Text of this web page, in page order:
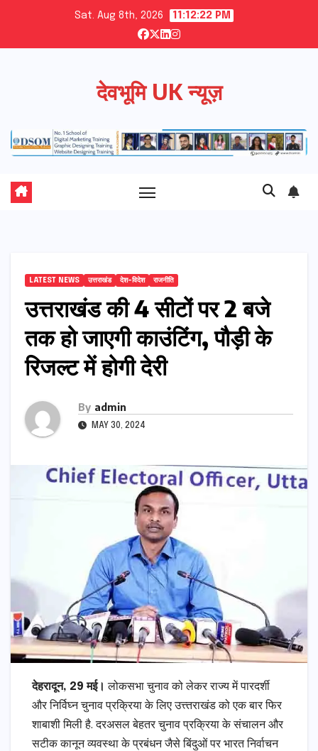
content
Sat. Aug 8th, 2026 11:12:23 PM
देवभूमि UK न्यूज़
LATEST NEWS उत्तराखंड देश-विदेश राजनीति
उत्तराखंड की 4 सीटों पर 2 बजे
तक हो जाएगी काउंटिंग, पौड़ी के
रिजल्ट में होगी देरी
By admin
MAY 30, 2024
देहरादून, 29 मई। लोकसभा चुनाव को लेकर राज्य में पारदर्शी
और निर्विघ्न चुनाव प्रक्रिया के लिए उत्त्तराखंड को एक बार फिर
शाबाशी मिली है. दरअसल बेहतर चुनाव प्रक्रिया के संचालन और
सटीक कानून व्यवस्था के प्रबंधन जैसे बिंदुओं पर भारत निर्वाचन